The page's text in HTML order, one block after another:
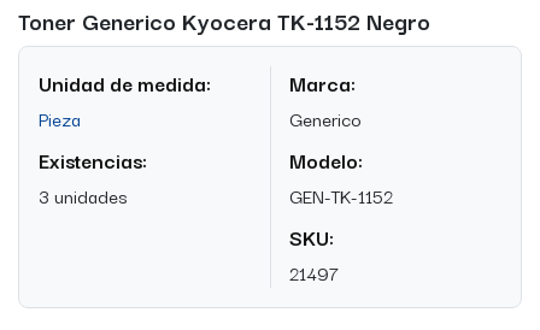
Toner Generico Kyocera TK-1152 Negro
Unidad de medida:
Pieza
Existencias:
3 unidades
Marca:
Generico
Modelo:
GEN-TK-1152
SKU:
21497